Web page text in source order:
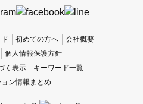
初めての方へ
会社概要
個人情報保護方針
く表示
キーワード一覧
ン情報まとめ